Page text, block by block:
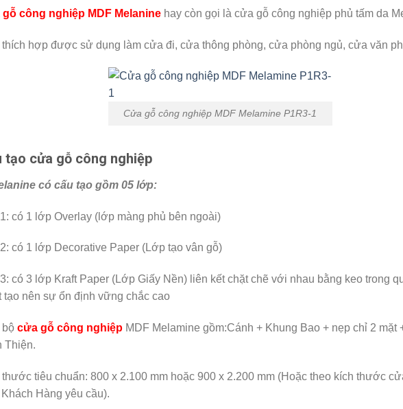
công nghiệp MDF Melaninehay còn gọi là cửa gỗ công nghiệp phủ tấm da
hợp được sử dụng làm cửa đi, cửa thông phòng, cửa phòng ngủ, cửa văn
Cửa gỗ công nghiệp MDF Melamine P1R3-1
tạo cửa gỗ công nghiệp
có cấu tạo gồm 05 lớp:
có 1 lớp Overlay (lớp màng phủ bên ngoài)
có 1 lớp Decorative Paper (Lớp tạo vân gỗ)
có 3 lớp Kraft Paper (Lớp Giấy Nền) liên kết chặt chẽ với nhau bằng keo trong
tạo nên sự ổn định vững chắc cao
bộ cửa gỗ công nghiệpMDF Melamine gồm:Cánh + Khung Bao + nẹp chỉ 2 mặt
Thiện.
thước tiêu chuẩn: 800 x 2.100 mm hoặc 900 x 2.200 mm (Hoặc theo kích thước
Hàng yêu cầu).